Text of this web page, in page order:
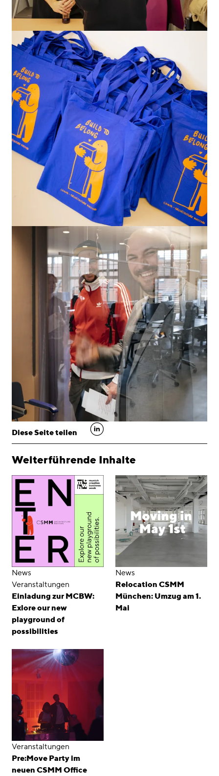
Diese Seite teilen linkedin
Weiterführende Inhalte
News
Veranstaltungen
Einladung zur MCBW:
Exlore our new
playground of
possibilities
News
Relocation CSMM
München: Umzug am 1.
Mai
Veranstaltungen
Pre:Move Party im
neuen CSMM Office